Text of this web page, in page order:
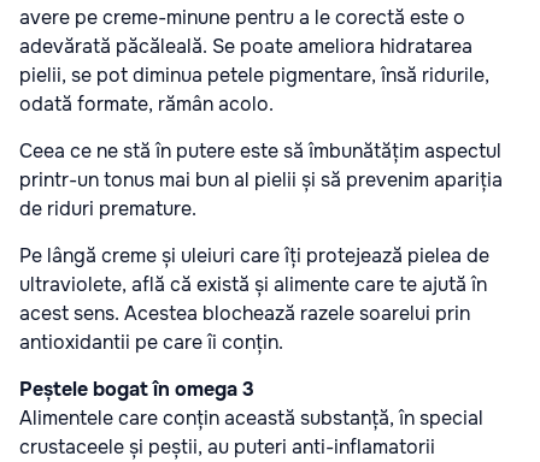
avere pe creme-minune pentru a le corectă este o
adevărată păcăleală. Se poate ameliora hidratarea
pielii, se pot diminua petele pigmentare, însă ridurile,
odată formate, rămân acolo.
Ceea ce ne stă în putere este să îmbunătățim aspectul
printr-un tonus mai bun al pielii și să prevenim apariția
de riduri premature.
Pe lângă creme și uleiuri care îți protejează pielea de
ultraviolete, află că există și alimente care te ajută în
acest sens. Acestea blochează razele soarelui prin
antioxidantii pe care îi conțin.
Peștele bogat în omega 3
Alimentele care conțin această substanță, în special
crustaceele și peștii, au puteri anti-inflamatorii